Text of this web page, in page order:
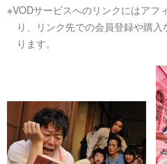
※VODサービスへのリンクにはアフ
り、リンク先での会員登録や購
ります。